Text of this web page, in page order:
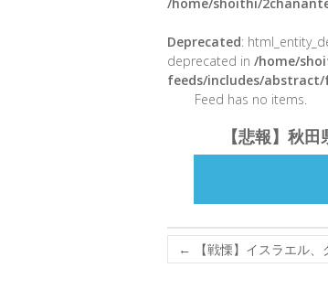
Deprecated:
deprecated in /home/
feeds/includes/
Feed has no items.
【悲報】秋
←
【戦慄】イスラエル